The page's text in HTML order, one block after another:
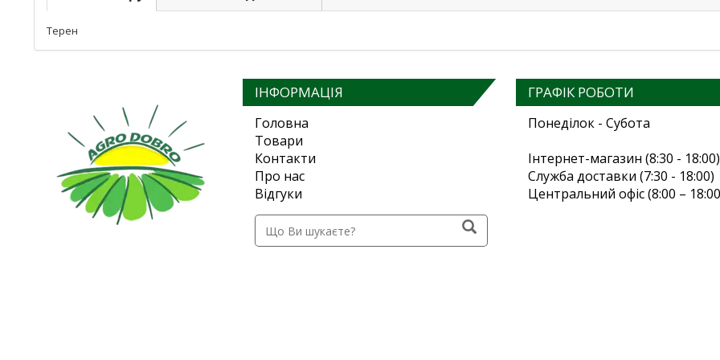
Терен
ІНФОРМАЦІЯ
Головна
Товари
Контакти
Про нас
Відгуки
ГРАФІК РОБОТИ
Понеділок - Субота
Інтернет-магазин (8:30 - 18:00)
Служба доставки (7:30 - 18:00)
Центральний офіс (8:00 –